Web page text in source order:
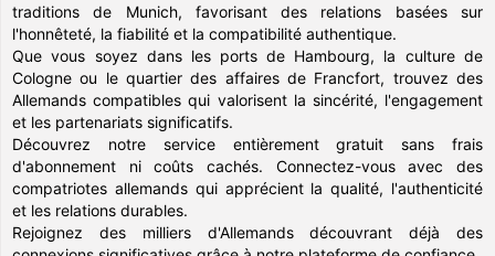
traditions de Munich, favorisant des relations basées sur
l'honnêteté, la fiabilité et la compatibilité authentique.
Que vous soyez dans les ports de Hambourg, la culture de
Cologne ou le quartier des affaires de Francfort, trouvez des
Allemands compatibles qui valorisent la sincérité, l'engagement
et les partenariats significatifs.
Découvrez notre service entièrement gratuit sans frais
d'abonnement ni coûts cachés. Connectez-vous avec des
compatriotes allemands qui apprécient la qualité, l'authenticité
et les relations durables.
Rejoignez des milliers d'Allemands découvrant déjà des